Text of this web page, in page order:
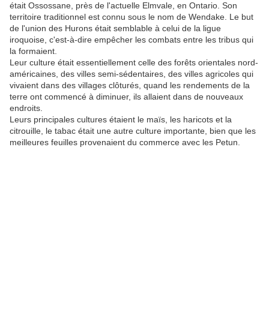
était Ossossane, près de l'actuelle Elmvale, en Ontario. Son
territoire traditionnel est connu sous le nom de Wendake. Le but
de l'union des Hurons était semblable à celui de la ligue
iroquoise, c'est-à-dire empêcher les combats entre les tribus qui
la formaient.
Leur culture était essentiellement celle des forêts orientales nord-
américaines, des villes semi-sédentaires, des villes agricoles qui
vivaient dans des villages clôturés, quand les rendements de la
terre ont commencé à diminuer, ils allaient dans de nouveaux
endroits.
Leurs principales cultures étaient le maïs, les haricots et la
citrouille, le tabac était une autre culture importante, bien que les
meilleures feuilles provenaient du commerce avec les Petun.